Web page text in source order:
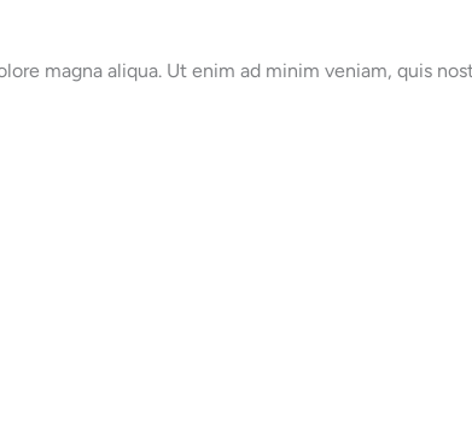
magna aliqua. Ut enim ad minim veniam, quis